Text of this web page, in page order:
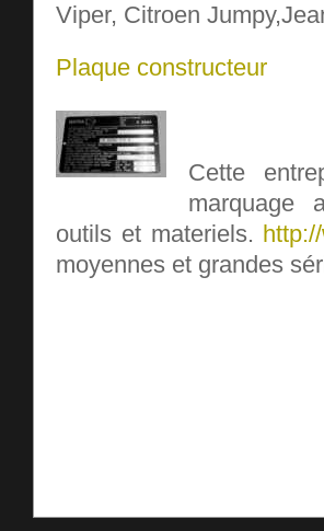
Viper, Citroen
Plaque constructeur
Cette
marquage
outils et materiels.
moyennes et grandes